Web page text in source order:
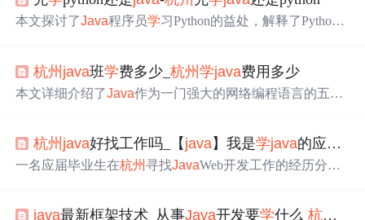
本文探讨了Java程序员学习Python的益处，解释了Python
分享了一段Python批量获取和验证HTTP代理的代码示例，
适用于爬虫和自动化任务。通过学习Python，开发者可以
杭州 java班学费多少_杭州学java费用多少
本文详细介绍了Java作为一门强大的网络编程语言的五大
杭州 java好找工作吗_【 java 】我是学java的应届毕业生，来
一名应届毕业生在杭州寻找JavaWeb开发工作的经历分
ring框架，能熟练操作MySQL和Oracle数据库，掌握Java
java最新框架技术_从事Java开发要学什么杭州